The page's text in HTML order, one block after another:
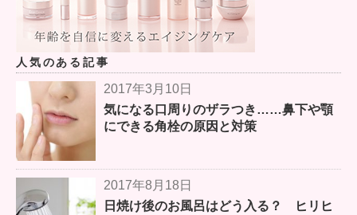
人気のある記事
2017年3月10日
気になる口周りのザラつき……鼻下や顎
にできる角栓の原因と対策
2017年8月18日
日焼け後のお風呂はどう入る？ ヒリヒ